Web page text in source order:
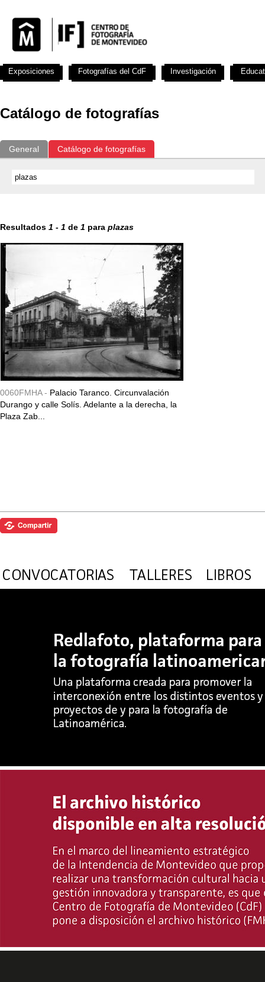
Catálogo de fotografías
General Catálogo de fotografías
Resultados 1 - 1 de 1 para plazas
0060FMHA - Palacio Taranco. Circunvalación
Durango y calle Solís. Adelante a la derecha, la
Plaza Zab...
Exposiciones Fotografías del CdF Investigación